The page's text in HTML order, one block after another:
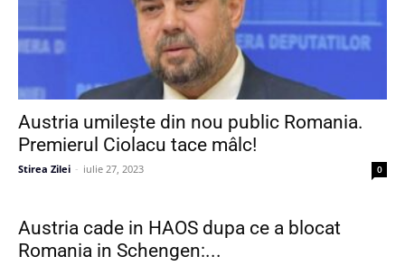
Austria umilește din nou public Romania.
Premierul Ciolacu tace mâlc!
Stirea Zilei - iulie 27, 2023 0
Austria cade in HAOS dupa ce a blocat
Romania in Schengen:...